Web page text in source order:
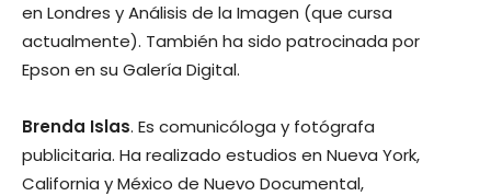
en Londres y Análisis de la Imagen (que cursa
actualmente). También ha sido patrocinada por
Epson en su Galería Digital.
Brenda Islas. Es comunicóloga y fotógrafa
publicitaria. Ha realizado estudios en Nueva York,
California y México de Nuevo Documental,